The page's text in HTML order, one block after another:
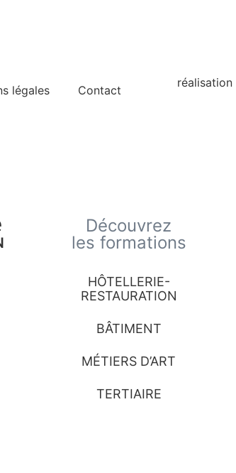
légales Contact
réalisation
Découvrez
les formations
HÔTELLERIE-
RESTAURATION
BÂTIMENT
MÉTIERS D’ART
TERTIAIRE